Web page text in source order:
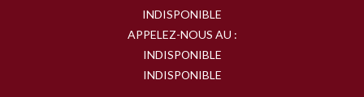
INDISPONIBLE
APPELEZ-NOUS AU :
INDISPONIBLE
INDISPONIBLE